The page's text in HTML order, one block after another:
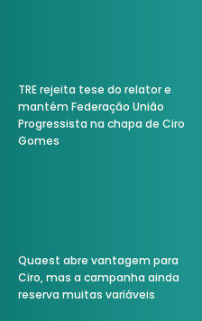
TRE rejeita tese do relator e
mantém Federação União
Progressista na chapa de Ciro
Gomes
Quaest abre vantagem para
Ciro, mas a campanha ainda
reserva muitas variáveis